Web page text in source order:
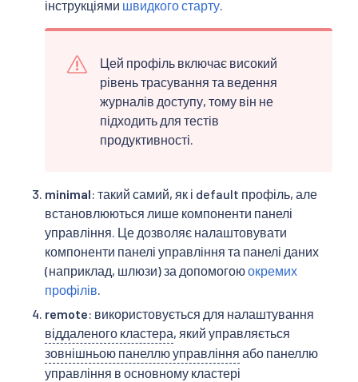
інструкціями швидкого старту.
Цей профіль включає високий
рівень трасування та ведення
журналів доступу, тому він не
підходить для тестів
продуктивності.
minimal: такий самий, як і default профіль, але
встановлюються лише компоненти панелі
управління. Це дозволяє налаштовувати
компоненти панелі управління та панелі даних
(наприклад, шлюзи) за допомогоюокремих
профілів.
remote: використовується для налаштування
віддаленого кластера, який управляється
зовнішньою панеллю управління або панеллю
управління в основному кластері